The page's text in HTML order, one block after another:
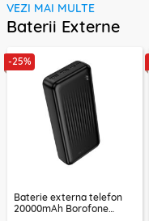
VEZI MAI MULTE
Baterii Externe
-25%
Baterie externa telefon
20000mAh Borofone